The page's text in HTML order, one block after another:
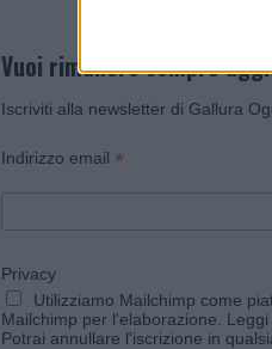
Vuoi rimanere sempre
Iscriviti alla newsletter di Gallura
Indirizzo email *
Privacy
Utilizziamo Mailchimp come
Mailchimp per l'elaborazione.
Potrai annullare l'iscrizione in